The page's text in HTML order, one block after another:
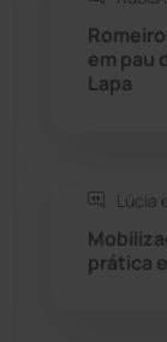
em pau
Lapa
Lúcia
prática